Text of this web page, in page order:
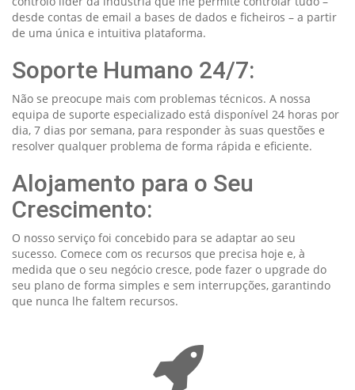
desde contas de email a bases de dados e ficheiros – a partir
de uma única e intuitiva plataforma.
Soporte Humano 24/7:
Não se preocupe mais com problemas técnicos. A nossa
equipa de suporte especializado está disponível 24 horas por
dia, 7 dias por semana, para responder às suas questões e
resolver qualquer problema de forma rápida e eficiente.
Alojamento para o Seu
Crescimento:
O nosso serviço foi concebido para se adaptar ao seu
sucesso. Comece com os recursos que precisa hoje e, à
medida que o seu negócio cresce, pode fazer o upgrade do
seu plano de forma simples e sem interrupções, garantindo
que nunca lhe faltem recursos.